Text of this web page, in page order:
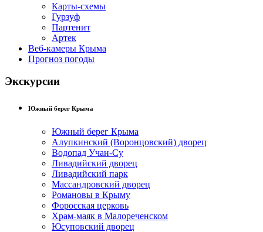
Карты-схемы
Гурзуф
Партенит
Артек
Веб-камеры Крыма
Прогноз погоды
Экскурсии
Южный берег Крыма
Южный берег Крыма
Алупкинский (Воронцовский) дворец
Водопад Учан-Су
Ливадийский дворец
Ливадийский парк
Массандровский дворец
Романовы в Крыму
Форосская церковь
Храм-маяк в Малореченском
Юсуповский дворец